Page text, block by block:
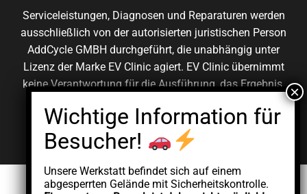
Serviceleistungen, Diagnosen und Reparaturen werden
ausschließlich von der autorisierten juristischen Person
AddCycle GMBH durchgeführt, die unabhängig unter
Lizenz der Marke EV Clinic agiert. EV Clinic übernimmt
keine Verantwortung für die Ausführung, das Ergebnis,
Schäden im Zusammenhang mit der erbrachten
Dienstleistung.
Unsere Werkstatt befindet sich auf einem
abgesperrten Gelände mit Sicherheitskontrolle.